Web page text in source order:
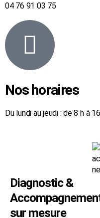
04 76 91 03
Nos horaires
Du lundi au jeudi : de 8 h à
Diagnostic &
sur mesure